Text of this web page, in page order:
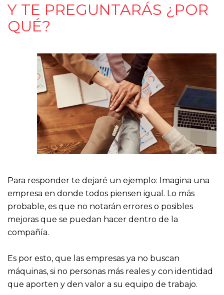
Y TE PREGUNTARÁS ¿POR
QUÉ?
Para responder te dejaré un ejemplo: Imagina una
empresa en donde todos piensen igual. Lo más
probable, es que no notarán errores o posibles
mejoras que se puedan hacer dentro de la
compañía.
Es por esto, que las empresas ya no buscan
máquinas, si no personas más reales y con identidad
que aporten y den valor a su equipo de trabajo.